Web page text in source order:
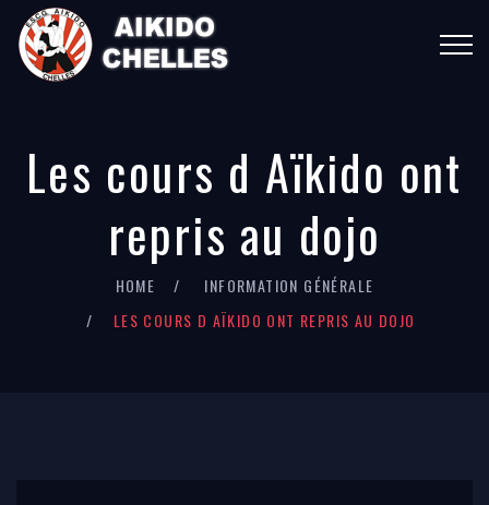
Les cours d Aïkido ont
repris au dojo
HOME
INFORMATION GÉNÉRALE
LES COURS D AÏKIDO ONT REPRIS AU DOJO